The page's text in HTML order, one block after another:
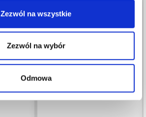
Zezwól na wszystkie
Zezwól na wybór
Odmowa